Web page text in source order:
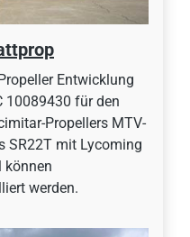
Entwicklung
10089430 für den
Propellers MTV-
SR22T mit Lycoming
können
werden.